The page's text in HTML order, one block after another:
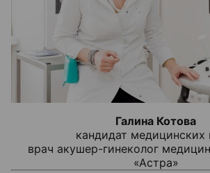
Галина Котова
кандидат медицинских
врач акушер-гинеколог
«Астра»